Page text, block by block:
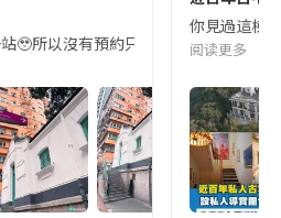
🥹所以沒有預約只能在外圍看看🫣 參
你見過這棟
阅读更多